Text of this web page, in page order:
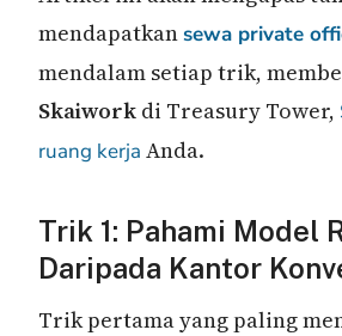
mendapatkansewa private
mendalam setiap trik,
Skaiwork di Treasury Tower,
ruang kerja Anda.
Trik 1: Pahami Model
Daripada Kantor
Trik pertama yang paling